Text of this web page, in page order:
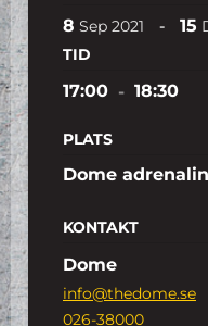
8 Sep 2021 - 15
TID
17:00 - 18:30
PLATS
Dome
KONTAKT
Dome
info@thedome.se
026-38000